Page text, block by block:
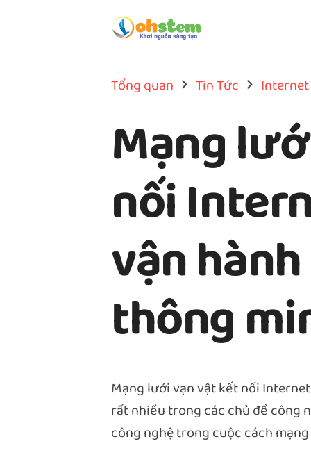
Tổng quan Tin Tức
Mạng
nối
vận
thông
Mạng lưới vạn vật kết nối
rất nhiều trong các chủ đề công
công nghệ trong cuộc cách mạng